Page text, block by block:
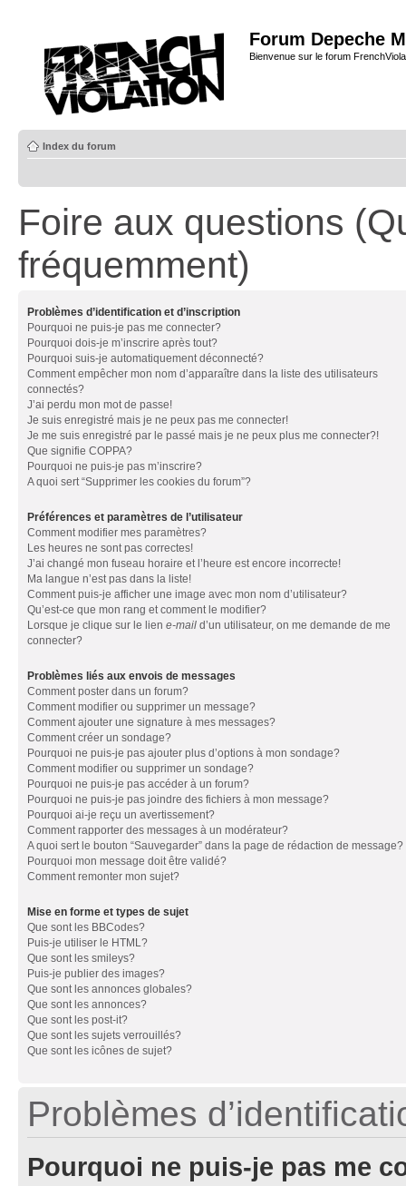
Forum Depeche
Bienvenue sur le forum
Index du forum
Foire aux questions
fréquemment)
Problèmes d’identification et d’inscription
Pourquoi ne puis-je pas me connecter?
Pourquoi dois-je m’inscrire après tout?
Pourquoi suis-je automatiquement déconnecté?
Comment empêcher mon nom d’apparaître dans la liste des utilisateurs
connectés?
J’ai perdu mon mot de passe!
Je suis enregistré mais je ne peux pas me connecter!
Je me suis enregistré par le passé mais je ne peux plus me connecter?!
Que signifie COPPA?
Pourquoi ne puis-je pas m’inscrire?
A quoi sert “Supprimer les cookies du forum”?
Préférences et paramètres de l’utilisateur
Comment modifier mes paramètres?
Les heures ne sont pas correctes!
J’ai changé mon fuseau horaire et l’heure est encore incorrecte!
Ma langue n’est pas dans la liste!
Comment puis-je afficher une image avec mon nom d’utilisateur?
Qu’est-ce que mon rang et comment le modifier?
Lorsque je clique sur le lien e-mail d’un utilisateur, on me demande de me
connecter?
Problèmes liés aux envois de messages
Comment poster dans un forum?
Comment modifier ou supprimer un message?
Comment ajouter une signature à mes messages?
Comment créer un sondage?
Pourquoi ne puis-je pas ajouter plus d’options à mon sondage?
Comment modifier ou supprimer un sondage?
Pourquoi ne puis-je pas accéder à un forum?
Pourquoi ne puis-je pas joindre des fichiers à mon message?
Pourquoi ai-je reçu un avertissement?
Comment rapporter des messages à un modérateur?
A quoi sert le bouton “Sauvegarder” dans la page de rédaction de message?
Pourquoi mon message doit être validé?
Comment remonter mon sujet?
Mise en forme et types de sujet
Que sont les BBCodes?
Puis-je utiliser le HTML?
Que sont les smileys?
Puis-je publier des images?
Que sont les annonces globales?
Que sont les annonces?
Que sont les post-it?
Que sont les sujets verrouillés?
Que sont les icônes de sujet?
Problèmes
Pourquoi ne puis-je pas me